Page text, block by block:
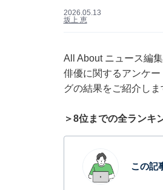
2026.05.13
坂上 恵
All About ニュース編
俳優に関するアンケ
グの結果をご紹介しま
＞8位までの全ランキ
この記